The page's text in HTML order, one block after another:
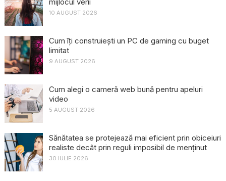
10 AUGUST 2026
Cum îți construiești un PC de gaming cu buget
limitat
9 AUGUST 2026
Cum alegi o cameră web bună pentru apeluri
video
5 AUGUST 2026
Sănătatea se protejează mai eficient prin obiceiuri
realiste decât prin reguli imposibil de menținut
30 IULIE 2026